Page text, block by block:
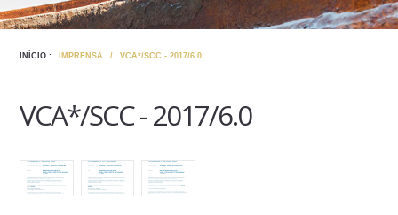
INÍCIO : IMPRENSA / VCA*/SCC - 2017/6.0
VCA*/SCC - 2017/6.0